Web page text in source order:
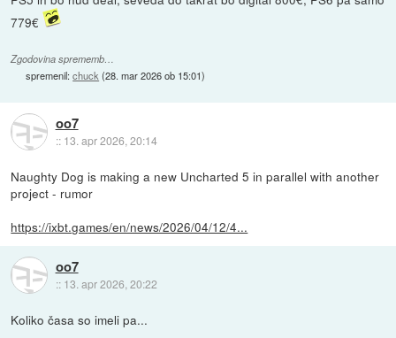
779€
Zgodovina sprememb…
spremenil:chuck (28. mar 2026 ob 15:01)
oo7
:: 13. apr 2026, 20:14
Naughty Dog is making a new Uncharted 5 in parallel with another
project - rumor
https://ixbt.games/en/news/2026/04/12/4...
oo7
:: 13. apr 2026, 20:22
Koliko časa so imeli pa...